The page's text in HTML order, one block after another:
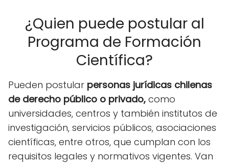
¿Quien puede postular al
Programa de Formación
Científica?
Pueden postular personas jurídicas chilenas
de derecho público o privado, como
universidades, centros y también institutos de
investigación, servicios públicos, asociaciones
científicas, entre otros, que cumplan con los
requisitos legales y normativos vigentes. Van